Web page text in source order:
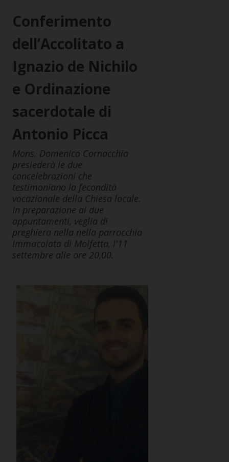
Conferimento
dell’Accolitato a
Ignazio de Nichilo
e Ordinazione
sacerdotale di
Antonio Picca
Mons. Domenico Cornacchia
presiederà le due
concelebrazioni che
testimoniano la fecondità
vocazionale della Chiesa locale.
In preparazione ai due
appuntamenti, veglia di
preghiera nella nella parrocchia
Immacolata di Molfetta, l'11
settembre alle ore 20,00.